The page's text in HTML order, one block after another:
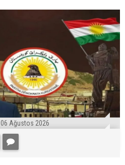
06 Ağustos 2026